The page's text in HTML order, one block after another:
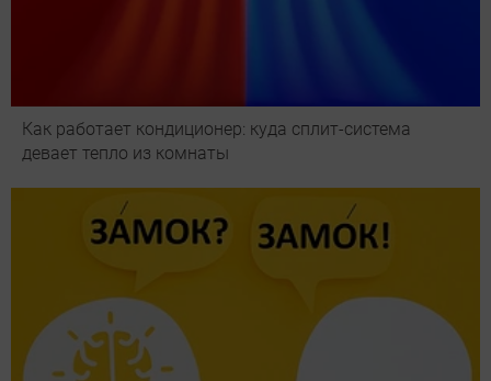
Как работает кондиционер: куда сплит-система
девает тепло из комнаты